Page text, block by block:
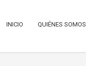
INICIO QUIÉNES SOMOS